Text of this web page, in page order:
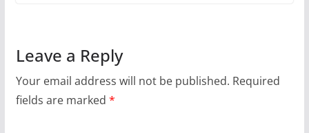
Leave a Reply
Your email address will not be published. Required
fields are marked *